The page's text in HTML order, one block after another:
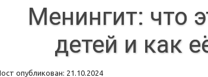
Менингит: что
детей и как
опубликован: 21.10.2024